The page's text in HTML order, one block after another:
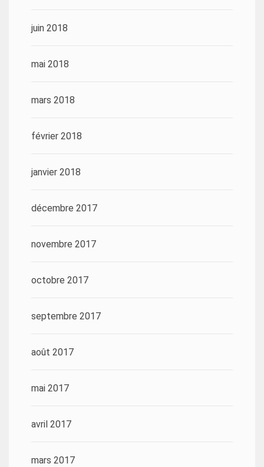
juin 2018
mai 2018
mars 2018
février 2018
janvier 2018
décembre 2017
novembre 2017
octobre 2017
septembre 2017
août 2017
mai 2017
avril 2017
mars 2017